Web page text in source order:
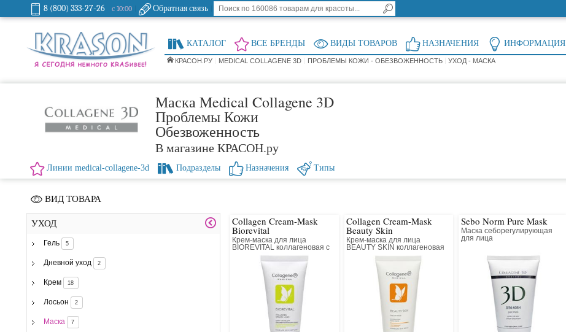
8 (800) 333-27-26 с 10:00 Обратная связь
КАТАЛОГ ВСЕ БРЕНДЫ ВИДЫ ТОВАРОВ НАЗНАЧЕНИЯ ИНФОРМАЦИЯ
КРАСОН.РУ MEDICAL COLLAGENE 3D ПРОБЛЕМЫ КОЖИ - ОБЕЗВОЖЕННОСТЬ УХОД - МАСКА
Маска Medical Collagene 3D
Проблемы Кожи
Обезвоженность
В магазине КРАСОН.ру
Линии medical-collagene-3d Подразделы Назначения Типы
ВИД ТОВАРА
УХОД
Гель 5
Дневной уход 2
Крем 18
Лосьон 2
Маска 7
Collagen Cream-Mask
Biorevital
Крем-маска для лица
BIOREVITAL коллагеновая с
восстанавливающим
комплексом
Collagen Cream-Mask
Beauty Skin
Крем-маска для лица
BEAUTY SKIN коллагеновая
Sebo Norm Pure Mask
Маска себорегулирующая
для лица